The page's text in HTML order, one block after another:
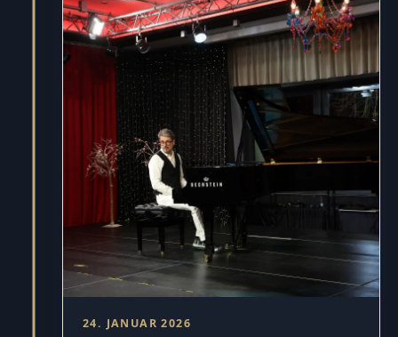
24. JANUAR 2026